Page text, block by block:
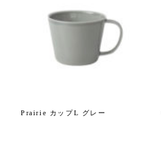
Prairie カップL グレー